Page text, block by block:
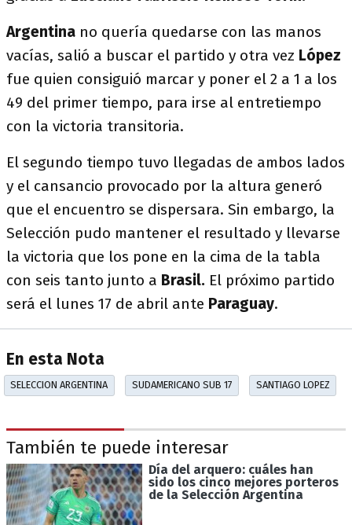
Argentina no quería quedarse con las manos
vacías, salió a buscar el partido y otra vez López
fue quien consiguió marcar y poner el 2 a 1 a los
49 del primer tiempo, para irse al entretiempo
con la victoria transitoria.
El segundo tiempo tuvo llegadas de ambos lados
y el cansancio provocado por la altura generó
que el encuentro se dispersara. Sin embargo, la
Selección pudo mantener el resultado y llevarse
la victoria que los pone en la cima de la tabla
con seis tanto junto a Brasil. El próximo partido
será el lunes 17 de abril ante Paraguay.
En esta Nota
SELECCION ARGENTINA SUDAMERICANO SUB 17 SANTIAGO LOPEZ
También te puede interesar
Día del arquero: cuáles han
sido los cinco mejores porteros
de la Selección Argentina